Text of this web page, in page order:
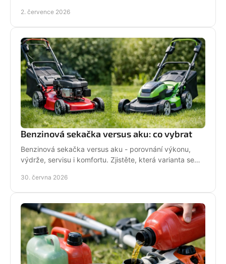
2. července 2026
Benzinová sekačka versus aku: co vybrat
Benzinová sekačka versus aku - porovnání výkonu,
výdrže, servisu i komfortu. Zjistěte, která varianta se
30. června 2026